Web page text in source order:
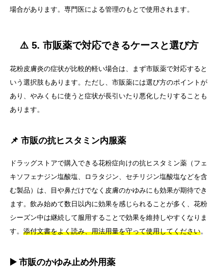
場合があります。専門医による管理のもとで使用されます。
⚠️ 5. 市販薬で対応できるケースと選び方
花粉皮膚炎の症状が比較的軽い場合は、まず市販薬で対応すると
いう選択肢もあります。ただし、市販薬には選び方のポイントが
あり、やみくもに使うと症状が長引いたり悪化したりすることも
あります。
📌 市販の抗ヒスタミン内服薬
ドラッグストアで購入できる花粉症向けの抗ヒスタミン薬（フェ
キソフェナジン塩酸塩、ロラタジン、セチリジン塩酸塩などを含
む製品）は、目や鼻だけでなく皮膚のかゆみにも効果が期待でき
ます。飲み始めて数日以内に効果を感じられることが多く、花粉
シーズン中は継続して服用することで効果を維持しやすくなりま
す。 添付文書をよく読み、用法用量を守って使用してください。
▶️ 市販のかゆみ止め外用薬